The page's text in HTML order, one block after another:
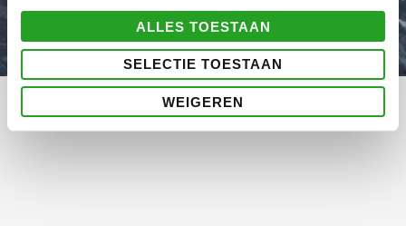
ALLES TOESTAAN
SELECTIE TOESTAAN
WEIGEREN